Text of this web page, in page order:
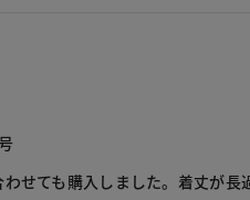
せても購入しました。着丈が長